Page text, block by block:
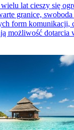
lat cieszy się
granice,
form komunikacji,
możliwość dotarcia